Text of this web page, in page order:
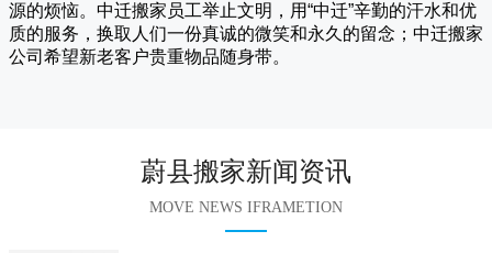
源的烦恼。 中迁搬家员工举止文明，用“中迁”辛勤的汗水和优
质的服务，换取人们一份真诚的微笑和永久的留念； 中迁搬家
公司希望新老客户贵重物品随身带。
蔚县搬家新闻资讯
MOVE NEWS IFRAMETION